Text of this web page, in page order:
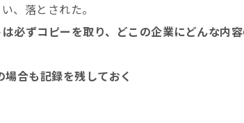
、落とされた。
必ずコピーを取り、どこの企業にどんな内
合も記録を残しておく